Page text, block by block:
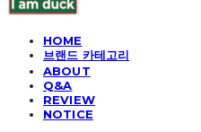
HOME
브랜드 카테고리
ABOUT
Q&A
REVIEW
NOTICE